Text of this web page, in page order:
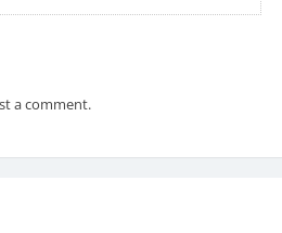
a comment.